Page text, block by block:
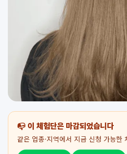
📭 이 체험단은 마감되었습니다
같은 업종·지역에서 지금 신청 가능한